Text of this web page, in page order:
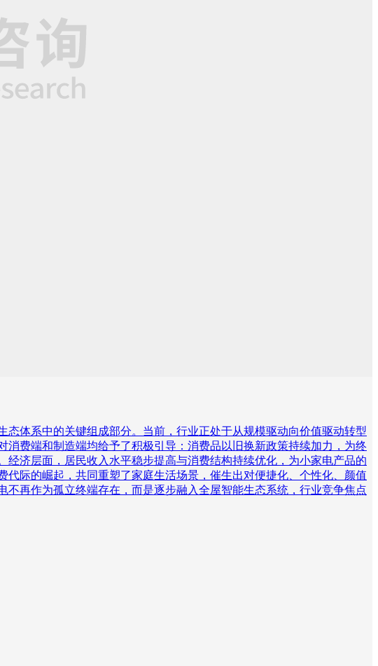
体系中的关键组成部分。当前，行业正处于从规模驱动向价值驱动转型
费端和制造端均给予了积极引导：消费品以旧换新政策持续加力，为终
济层面，居民收入水平稳步提高与消费结构持续优化，为小家电产品的
际的崛起，共同重塑了家庭生活场景，催生出对便捷化、个性化、颜值
再作为孤立终端存在，而是逐步融入全屋智能生态系统，行业竞争焦点